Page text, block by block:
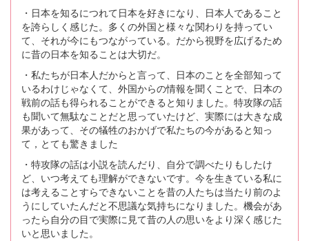
・日本を知るにつれて日本を好きになり、日本人であること
を誇らしく感じた。多くの外国と様々な関わりを持ってい
て、それが今にもつながっている。だから視野を広げるため
に昔の日本を知ることは大切だ。
・私たちが日本人だからと言って、日本のことを全部知って
いるわけじゃなくて、外国からの情報を聞くことで、日本の
戦前の話も得られることができると知りました。特攻隊の話
も聞いて無駄なことだと思っていたけど、実際には大きな成
果があって、その犠牲のおかげで私たちの今があると知っ
て，とても驚きました
・特攻隊の話は小説を読んだり、自分で調べたりもしたけ
ど、いつ考えても理解ができないです。今を生きている私に
は考えることすらできないことを昔の人たちは当たり前のよ
うにしていたんだと不思議な気持ちになりました。機会があ
ったら自分の目で実際に見て昔の人の思いをより深く感じた
いと思いました。